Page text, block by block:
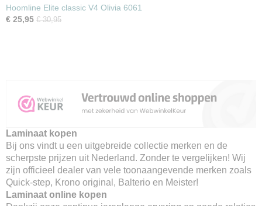
Hoomline Elite classic V4 Olivia 6061
€ 25,95 € 30,95
Laminaat kopen
Bij ons vindt u een uitgebreide collectie merken en de
scherpste prijzen uit Nederland. Zonder te vergelijken! Wij
zijn officieel dealer van vele toonaangevende merken zoals
Quick-step, Krono original, Balterio en Meister!
Laminaat online kopen